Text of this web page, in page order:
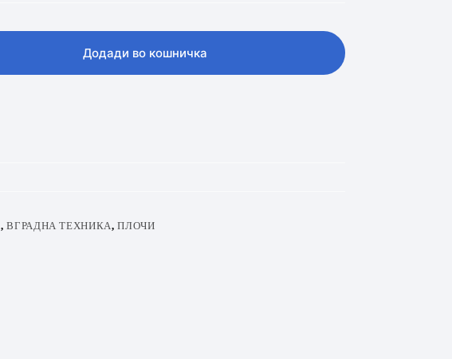
Додади во кошничка
,ВГРАДНА ТЕХНИКА,ПЛОЧИ